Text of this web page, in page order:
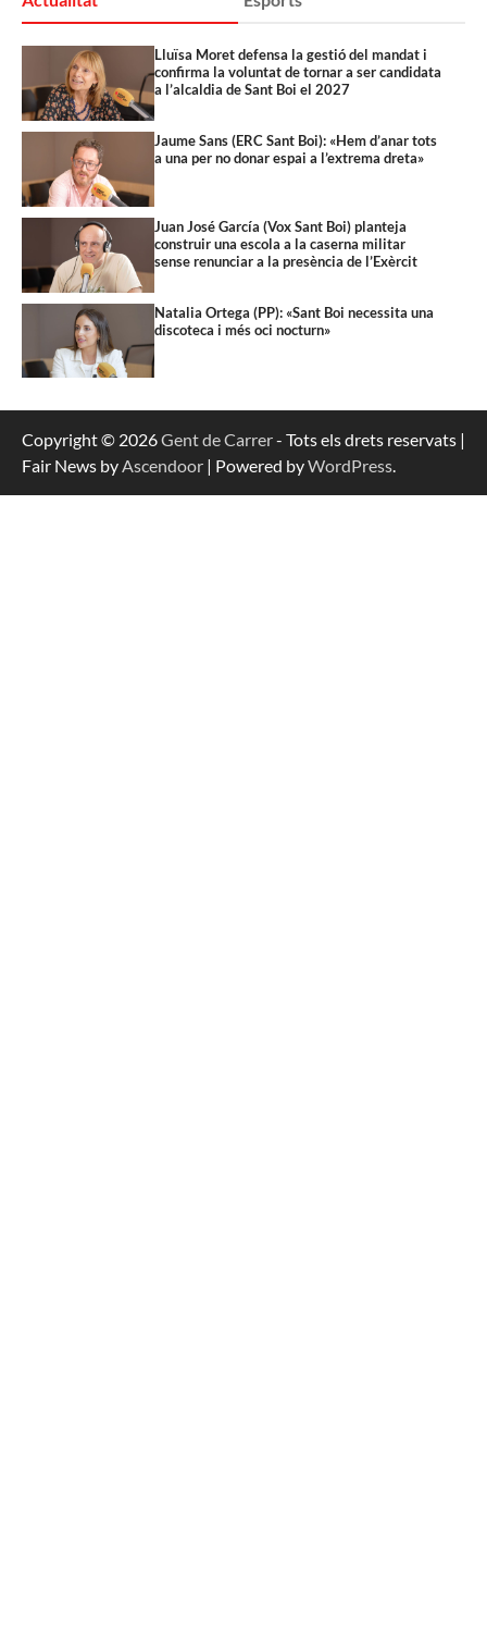
Lluïsa Moret defensa la gestió del mandat i
confirma la voluntat de tornar a ser candidata
a l’alcaldia de Sant Boi el 2027
Jaume Sans (ERC Sant Boi): «Hem d’anar tots
a una per no donar espai a l’extrema dreta»
Juan José García (Vox Sant Boi) planteja
construir una escola a la caserna militar
sense renunciar a la presència de l’Exèrcit
Natalia Ortega (PP): «Sant Boi necessita una
discoteca i més oci nocturn»
Copyright © 2026Gent de Carrer- Tots els drets reservats |
Fair News byAscendoor | Powered byWordPress.